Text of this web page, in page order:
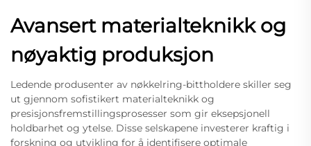
Avansert materialteknikk og
nøyaktig produksjon
Ledende produsenter av nøkkelring-bittholdere skiller seg
ut gjennom sofistikert materialteknikk og
presisjonsfremstillingsprosesser som gir eksepsjonell
holdbarhet og ytelse. Disse selskapene investerer kraftig i
forskning og utvikling for å identifisere optimale